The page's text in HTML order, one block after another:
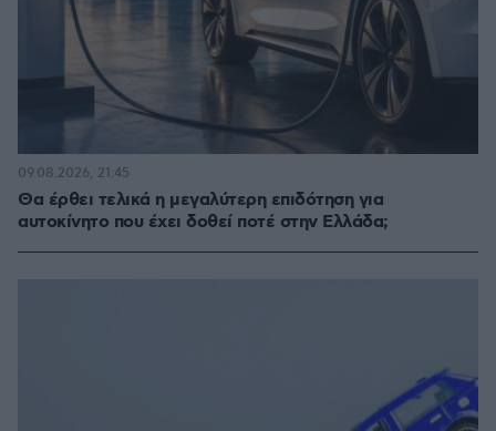
Θα έρθει τελικά η μεγαλύτερη επιδότηση για
αυτοκίνητο που έχει δοθεί ποτέ στην Ελλάδα;
09.08.2026, 21:45